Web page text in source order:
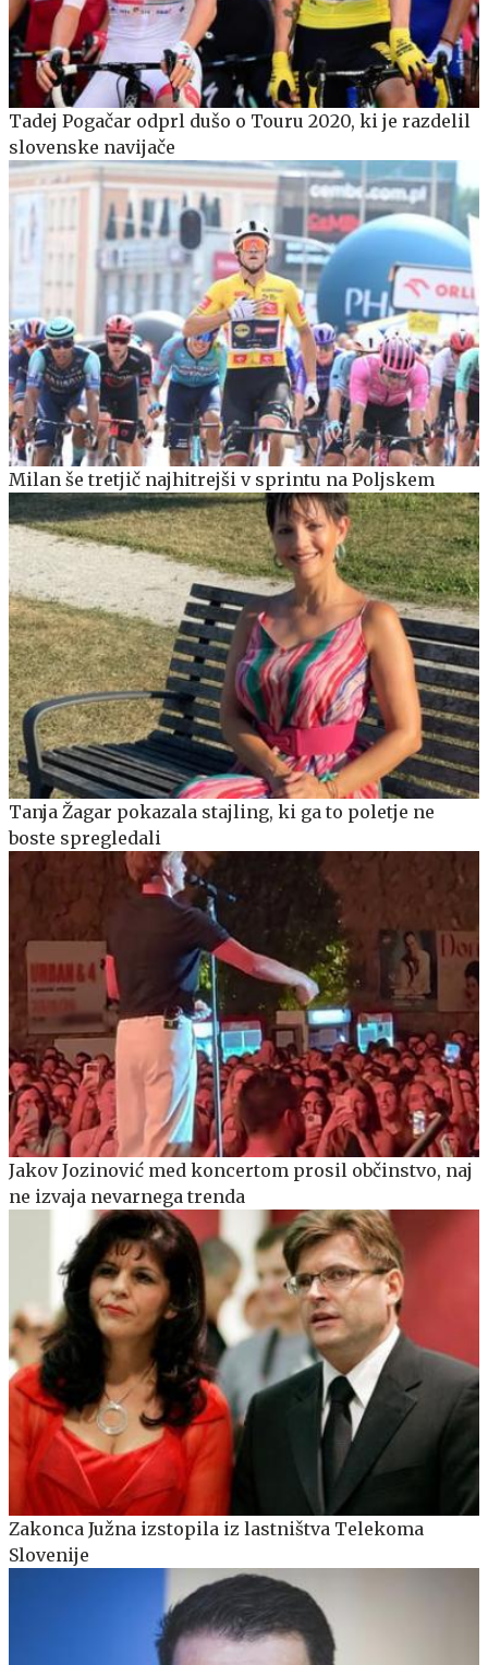
Tadej Pogačar odprl dušo o Touru 2020, ki je razdelil
slovenske navijače
Milan še tretjič najhitrejši v sprintu na Poljskem
Tanja Žagar pokazala stajling, ki ga to poletje ne
boste spregledali
Jakov Jozinović med koncertom prosil občinstvo, naj
ne izvaja nevarnega trenda
Zakonca Južna izstopila iz lastništva Telekoma
Slovenije